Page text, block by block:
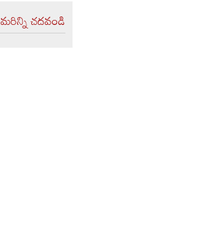
మరిన్ని చదవండి